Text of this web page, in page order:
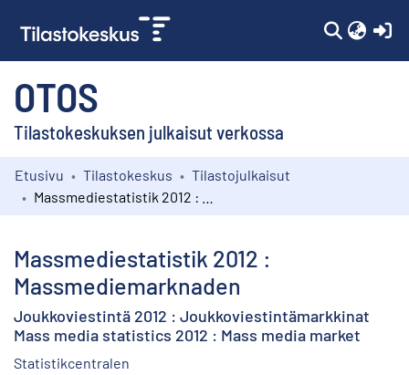
OTOS
Tilastokeskuksen julkaisut verkossa
Kokoelmat
Etusivu Tilastokeskus
Tilastojulkaisut
Massmediestatistik 2012 :
Massmediemarknaden
Joukkoviestintä 2012 : Joukkoviestintämarkkinat
Mass media statistics 2012 : Mass media market
Statistikcentralen